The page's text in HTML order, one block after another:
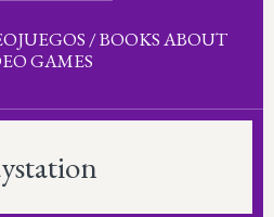
/ BOOKS ABOUT
GAMES